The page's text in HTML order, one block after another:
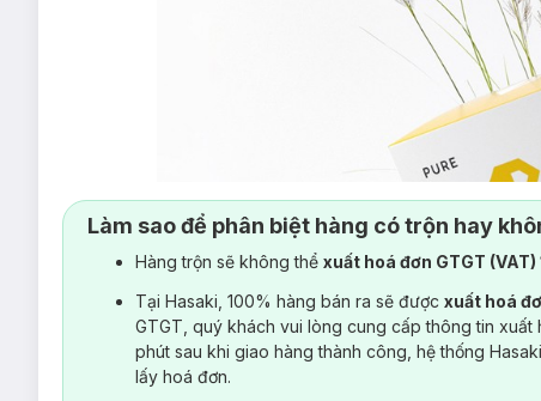
Làm sao để phân biệt hàng có trộn hay
Hàng trộn sẽ không thể xuất hoá đơn GTGT (VAT)
Tại Hasaki, 100% hàng bán ra sẽ được xuất hoá
GTGT, quý khách vui lòng cung cấp thông tin
phút sau khi giao hàng thành công, hệ thống
lấy hoá đơn.